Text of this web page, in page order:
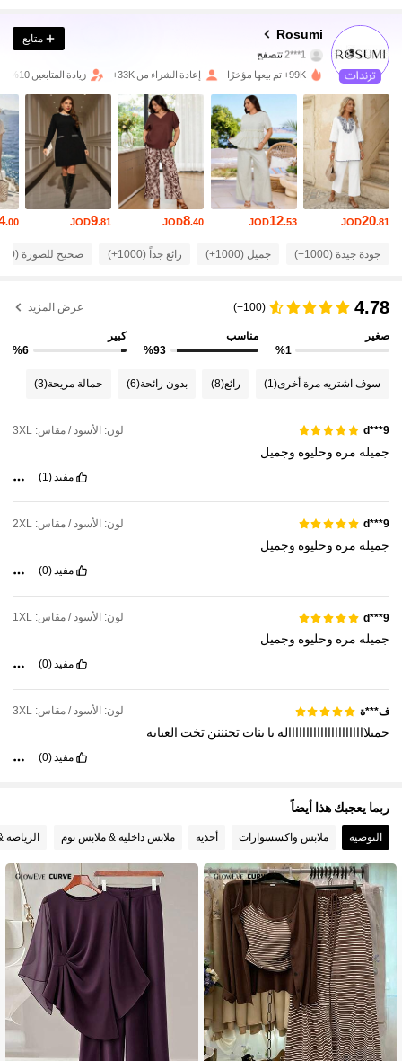
Rosumi
4.80
18K متابعون
4.80
4.80 18K متابعون
4.80 18K متابعون
4.80 18K متابعون
4.80 18K متابعون
4.80 18K متابعون
4.80
متابع
99K+ تم بيعها مؤخرًا إعادة الشراء من 33K+ زيادة المتابعين 10%
JOD20.81
JOD12.53
JOD8.40
JOD9.81
.00
جودة جيدة (1000+) جميل (1000+) رائع جداً (1000+) صحيح للصورة (1000+)
4.78
(100+) عرض المزيد
صغير
%1
مناسب
%93
كبير
%6
سوف اشتريه مرة أخرى(1) رائع(8) بدون رائحة(6) حمالة مريحة(3)
d***9 لون: الأسود / مقاس: 3XL
جميله مره وحليوه وجميل
مفيد(1)
d***9 لون: الأسود / مقاس: 2XL
جميله مره وحليوه وجميل
مفيد(0)
d***9 لون: الأسود / مقاس: 1XL
جميله مره وحليوه وجميل
مفيد(0)
ف***ة لون: الأسود / مقاس: 3XL
جميلااااااااااااااااااااااله يا بناتتجننننتخت العبايه
مفيد(0)
ربما يعجبك هذا أيضاً
التوصية ملابس واكسسوارات أحذية ملابس داخلية & ملابس نوم